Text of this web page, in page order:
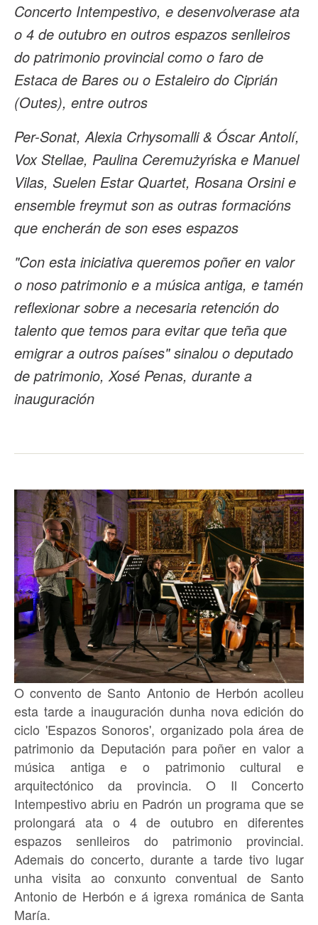
Concerto Intempestivo, e desenvolverase ata
o 4 de outubro en outros espazos senlleiros
do patrimonio provincial como o faro de
Estaca de Bares ou o Estaleiro do Ciprián
(Outes), entre outros
Per-Sonat, Alexia Crhysomalli & Óscar Antolí,
Vox Stellae, Paulina Ceremużyńska e Manuel
Vilas, Suelen Estar Quartet, Rosana Orsini e
ensemble freymut son as outras formacións
que encherán de son eses espazos
"Con esta iniciativa queremos poñer en valor
o noso patrimonio e a música antiga, e tamén
reflexionar sobre a necesaria retención do
talento que temos para evitar que teña que
emigrar a outros países" sinalou o deputado
de patrimonio, Xosé Penas, durante a
inauguración
O convento de Santo Antonio de Herbón acolleu
esta tarde a inauguración dunha nova edición do
ciclo 'Espazos Sonoros', organizado pola área de
patrimonio da Deputación para poñer en valor a
música antiga e o patrimonio cultural e
arquitectónico da provincia. O Il Concerto
Intempestivo abriu en Padrón un programa que se
prolongará ata o 4 de outubro en diferentes
espazos senlleiros do patrimonio provincial.
Ademais do concerto, durante a tarde tivo lugar
unha visita ao conxunto conventual de Santo
Antonio de Herbón e á igrexa románica de Santa
María.